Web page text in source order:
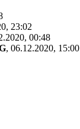
23:02
00:48
, 06.12.2020, 15:00